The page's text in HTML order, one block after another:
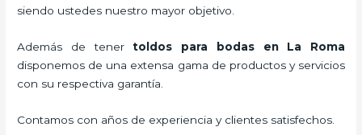
siendo ustedes nuestro mayor objetivo.
Además de tenertoldos para bodas
en La Roma
disponemos de una extensa gama de productos y servicios
con su respectiva garantía.
Contamos con años de experiencia y clientes satisfechos.